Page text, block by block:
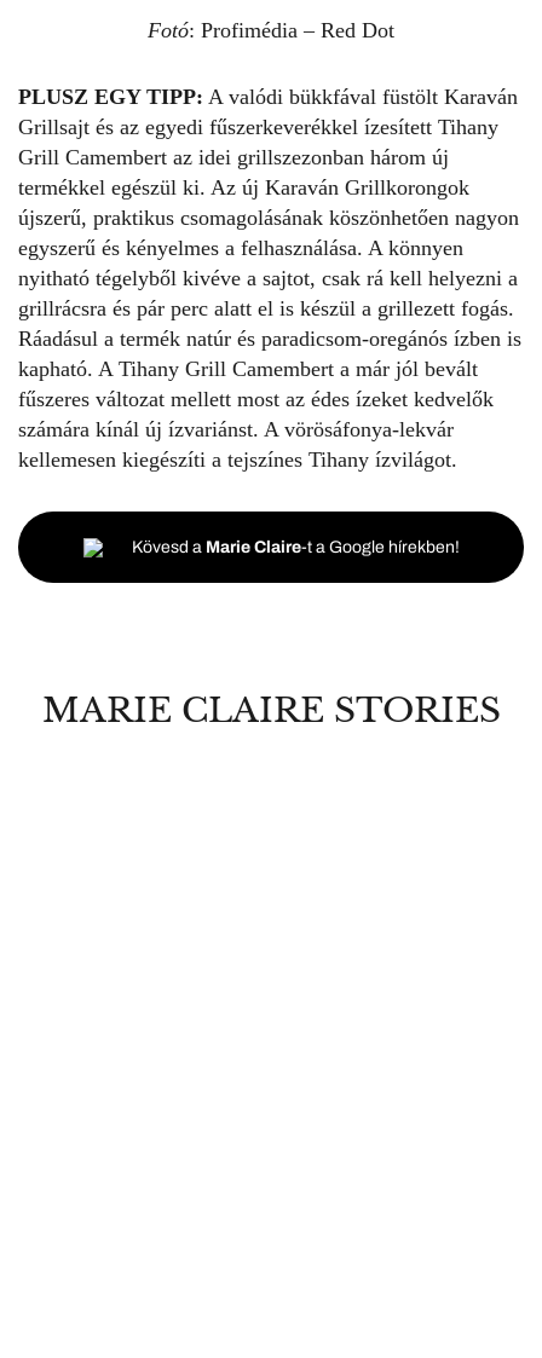
Fotó: Profimédia – Red Dot
PLUSZ EGY TIPP: A valódi bükkfával füstölt Karaván
Grillsajt és az egyedi fűszerkeverékkel ízesített Tihany
Grill Camembert az idei grillszezonban három új
termékkel egészül ki. Az új Karaván Grillkorongok
újszerű, praktikus csomagolásának köszönhetően nagyon
egyszerű és kényelmes a felhasználása. A könnyen
nyitható tégelyből kivéve a sajtot, csak rá kell helyezni a
grillrácsra és pár perc alatt el is készül a grillezett fogás.
Ráadásul a termék natúr és paradicsom-oregánós ízben is
kapható. A Tihany Grill Camembert a már jól bevált
fűszeres változat mellett most az édes ízeket kedvelők
számára kínál új ízvariánst. A vörösáfonya-lekvár
kellemesen kiegészíti a tejszínes Tihany ízvilágot.
Kövesd a Marie Claire-t a Google hírekben!
MARIE CLAIRE STORIES